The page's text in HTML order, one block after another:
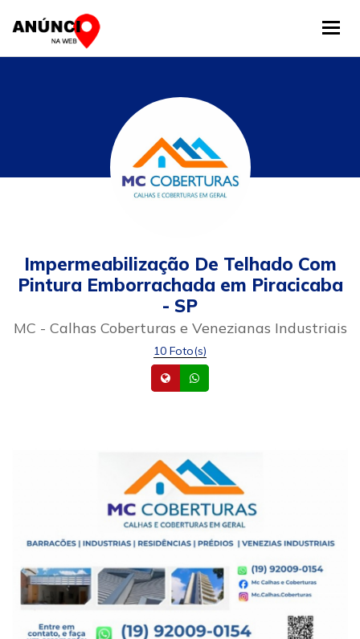
Impermeabilização De Telhado Com
Pintura Emborrachada em Piracicaba
- SP
MC - Calhas Coberturas e Venezianas Industriais
10 Foto(s)
Site